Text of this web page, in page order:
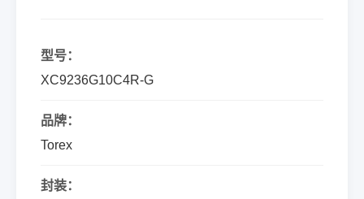
型号：
XC9236G10C4R-G
品牌：
Torex
封装：